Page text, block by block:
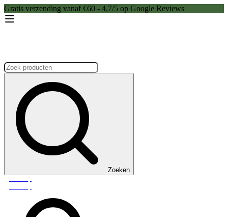
Gratis verzending vanaf €60 - 4,7/5 op Google Reviews
Zoeken:
Zoeken